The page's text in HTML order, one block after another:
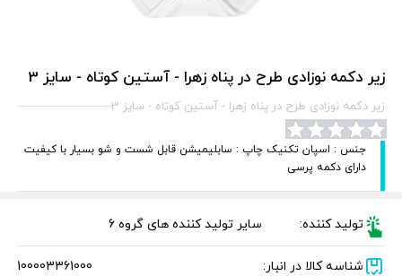
زیر دکمه نوزادی طرح در پناه زهرا - آستین کوتاه - سایز 3
زیر دکمه نوزادی طرح در پناه زهرا - آستین کوتاه - سایز 3
جنس : اسپان تکنیک چاپ : سابلیمیشن قابل شست و شو بسیار با کیفیت
دارای دکمه پرسی
تولید کننده: سایر تولید کننده های گروه 6
شناسه کالا در انبار: 100003361000